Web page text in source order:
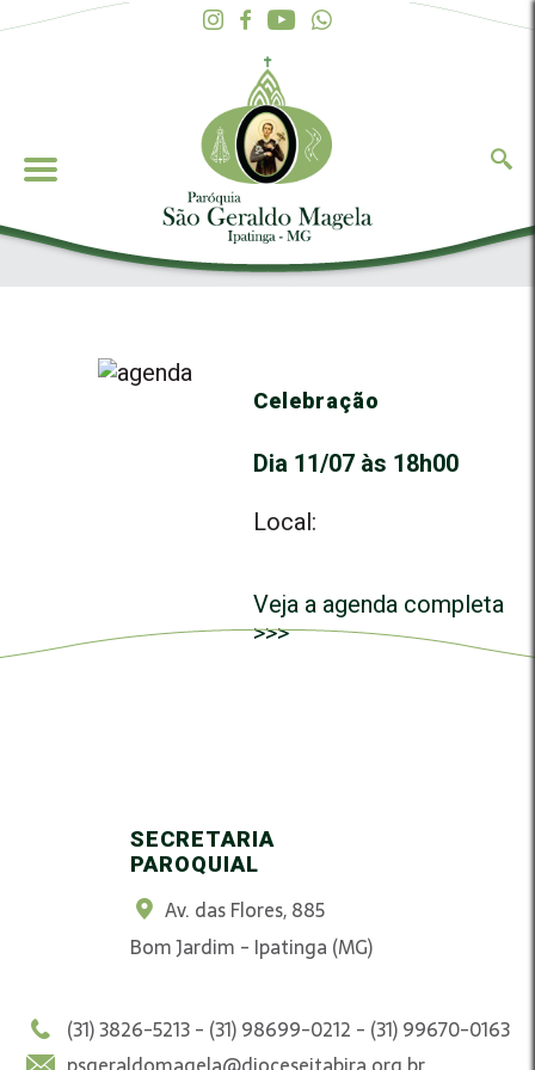
Celebração
Dia 11/07 às 18h00
Local:
Veja a agenda completa
>>>
SECRETARIA
PAROQUIAL
Av. das Flores, 885
Bom Jardim - Ipatinga (MG)
(31) 3826-5213 - (31) 98699-0212 - (31) 99670-0163